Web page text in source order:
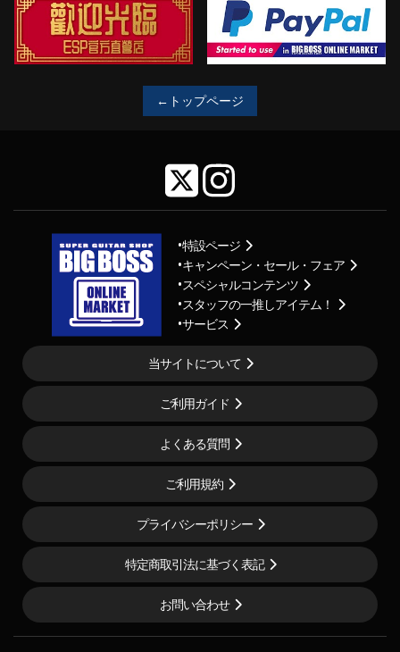
←トップページ
特設ページ
キャンペーン・セール・フェア
スペシャルコンテンツ
スタッフの一推しアイテム！
サービス
当サイトについて
ご利用ガイド
よくある質問
ご利用規約
プライバシーポリシー
特定商取引法に基づく表記
お問い合わせ